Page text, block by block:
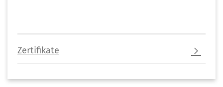
Zertifikate